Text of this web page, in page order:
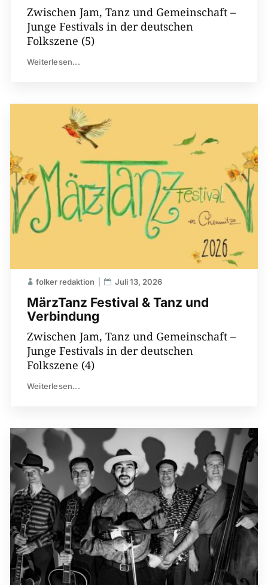
Zwischen Jam, Tanz und Gemeinschaft –
Junge Festivals in der deutschen
Folkszene (5)
Weiterlesen...
MärzTanz Festival & Tanz und
Verbindung
folker redaktion Juli 13, 2026
Zwischen Jam, Tanz und Gemeinschaft –
Junge Festivals in der deutschen
Folkszene (4)
Weiterlesen...